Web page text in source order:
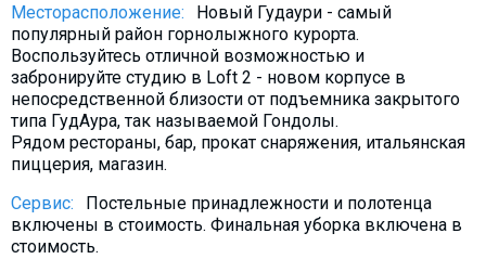
Месторасположение:
Новый Гудаури - самый
популярный район горнолыжного курорта.
Воспользуйтесь отличной возможностью и
забронируйте студию в Loft 2 - новом корпусе в
непосредственной близости от подъемника закрытого
типа ГудАура, так называемой Гондолы.
Рядом рестораны, бар, прокат снаряжения, итальянская
пиццерия, магазин.
Сервис:
Постельные принадлежности и полотенца
включены в стоимость. Финальная уборка включена в
стоимость.
ГРУЗИЯ
О Грузии
Визы и Документы
Что пить?
Деньги
Галерея
Отчеты